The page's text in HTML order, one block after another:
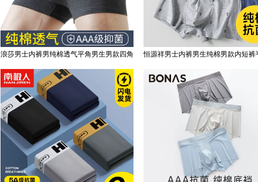
浪莎男士内裤男纯棉透气平角男生男款四角
短裤衩兔年本命年红内裤
恒源祥男士内裤男生纯棉男款内短裤
头四角裤衩子底裤春夏季